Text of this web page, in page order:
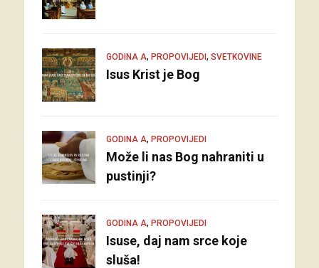
GODINA A, PROPOVIJEDI, SVETKOVINE
Isus Krist je Bog
GODINA A, PROPOVIJEDI
Može li nas Bog nahraniti u
pustinji?
GODINA A, PROPOVIJEDI
Isuse, daj nam srce koje
sluša!